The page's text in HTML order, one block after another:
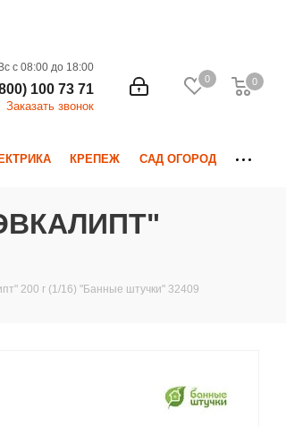
0 0
0
с 08:00 до 18:00
100 73 71
Заказать звонок
КРЕПЕЖ САД ОГОРОД
200 г (1/16) "Банные штучки" 32409